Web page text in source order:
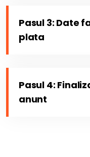
Pasul 3: Date
plata
Pasul 4:
anunt